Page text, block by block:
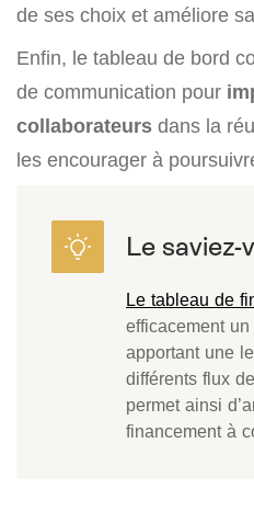
de ses choix et améliore
Enfin, le tableau de bord
de communication pour
collaborateurs dans la
les encourager à
Le tableau de
efficacement
apportant une
différents flux
permet ainsi
financement à